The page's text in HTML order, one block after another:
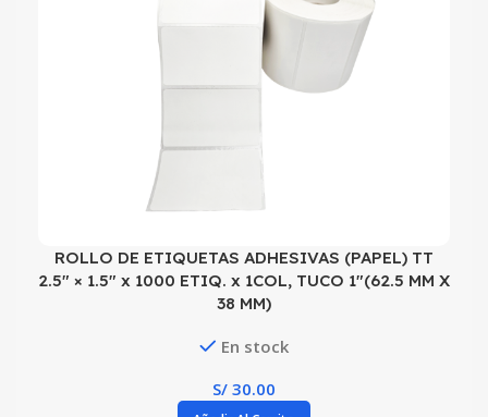
ROLLO DE ETIQUETAS ADHESIVAS (PAPEL) TT
2.5″ × 1.5″ x 1000 ETIQ. x 1COL, TUCO 1″(62.5 MM X
38 MM)
En stock
S/ 30.00